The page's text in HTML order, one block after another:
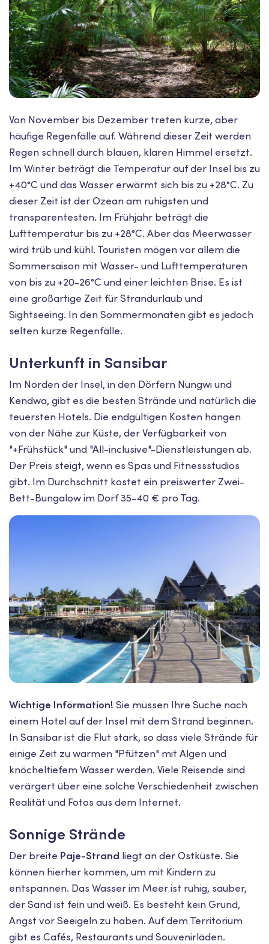
Von November bis Dezember treten kurze, aber
häufige Regenfälle auf. Während dieser Zeit werden
Regen schnell durch blauen, klaren Himmel ersetzt.
Im Winter beträgt die Temperatur auf der Insel bis zu
+40°C und das Wasser erwärmt sich bis zu +28°C. Zu
dieser Zeit ist der Ozean am ruhigsten und
transparentesten. Im Frühjahr beträgt die
Lufttemperatur bis zu +28°C. Aber das Meerwasser
wird trüb und kühl. Touristen mögen vor allem die
Sommersaison mit Wasser- und Lufttemperaturen
von bis zu +20-26°C und einer leichten Brise. Es ist
eine großartige Zeit für Strandurlaub und
Sightseeing. In den Sommermonaten gibt es jedoch
selten kurze Regenfälle.
Unterkunft in Sansibar
Im Norden der Insel, in den Dörfern Nungwi und
Kendwa, gibt es die besten Strände und natürlich die
teuersten Hotels. Die endgültigen Kosten hängen
von der Nähe zur Küste, der Verfügbarkeit von
"+Frühstück" und "All-inclusive"-Dienstleistungen ab.
Der Preis steigt, wenn es Spas und Fitnessstudios
gibt. Im Durchschnitt kostet ein preiswerter Zwei-
Bett-Bungalow im Dorf 35-40 € pro Tag.
Wichtige Information! Sie müssen Ihre Suche nach
einem Hotel auf der Insel mit dem Strand beginnen.
In Sansibar ist die Flut stark, so dass viele Strände für
einige Zeit zu warmen "Pfützen" mit Algen und
knöcheltiefem Wasser werden. Viele Reisende sind
verärgert über eine solche Verschiedenheit zwischen
Realität und Fotos aus dem Internet.
Sonnige Strände
Der breite Paje-Strand liegt an der Ostküste. Sie
können hierher kommen, um mit Kindern zu
entspannen. Das Wasser im Meer ist ruhig, sauber,
der Sand ist fein und weiß. Es besteht kein Grund,
Angst vor Seeigeln zu haben. Auf dem Territorium
gibt es Cafés, Restaurants und Souvenirläden.